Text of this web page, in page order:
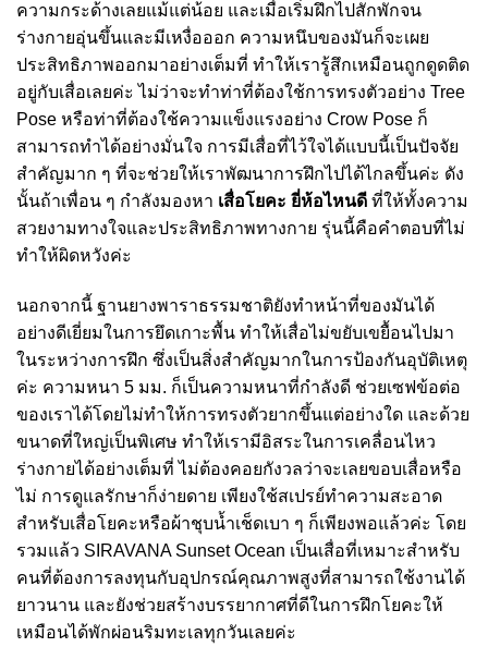
ความกระด้างเลยแม้แต่น้อย และเมื่อเริ่มฝึกไปสักพักจน
ร่างกายอุ่นขึ้นและมีเหงื่อออก ความหนึบของมันก็จะเผย
ประสิทธิภาพออกมาอย่างเต็มที่ ทำให้เรารู้สึกเหมือนถูกดูดติด
อยู่กับเสื่อเลยค่ะ ไม่ว่าจะทำท่าที่ต้องใช้การทรงตัวอย่าง Tree
Pose หรือท่าที่ต้องใช้ความแข็งแรงอย่าง Crow Pose ก็
สามารถทำได้อย่างมั่นใจ การมีเสื่อที่ไว้ใจได้แบบนี้เป็นปัจจัย
สำคัญมาก ๆ ที่จะช่วยให้เราพัฒนาการฝึกไปได้ไกลขึ้นค่ะ ดัง
นั้นถ้าเพื่อน ๆ กำลังมองหา เสื่อโยคะ ยี่ห้อไหนดี ที่ให้ทั้งความ
สวยงามทางใจและประสิทธิภาพทางกาย รุ่นนี้คือคำตอบที่ไม่
ทำให้ผิดหวังค่ะ
นอกจากนี้ ฐานยางพาราธรรมชาติยังทำหน้าที่ของมันได้
อย่างดีเยี่ยมในการยึดเกาะพื้น ทำให้เสื่อไม่ขยับเขยื้อนไปมา
ในระหว่างการฝึก ซึ่งเป็นสิ่งสำคัญมากในการป้องกันอุบัติเหตุ
ค่ะ ความหนา 5 มม. ก็เป็นความหนาที่กำลังดี ช่วยเซฟข้อต่อ
ของเราได้โดยไม่ทำให้การทรงตัวยากขึ้นแต่อย่างใด และด้วย
ขนาดที่ใหญ่เป็นพิเศษ ทำให้เรามีอิสระในการเคลื่อนไหว
ร่างกายได้อย่างเต็มที่ ไม่ต้องคอยกังวลว่าจะเลยขอบเสื่อหรือ
ไม่ การดูแลรักษาก็ง่ายดาย เพียงใช้สเปรย์ทำความสะอาด
สำหรับเสื่อโยคะหรือผ้าชุบน้ำเช็ดเบา ๆ ก็เพียงพอแล้วค่ะ โดย
รวมแล้ว SIRAVANA Sunset Ocean เป็นเสื่อที่เหมาะสำหรับ
คนที่ต้องการลงทุนกับอุปกรณ์คุณภาพสูงที่สามารถใช้งานได้
ยาวนาน และยังช่วยสร้างบรรยากาศที่ดีในการฝึกโยคะให้
เหมือนได้พักผ่อนริมทะเลทุกวันเลยค่ะ